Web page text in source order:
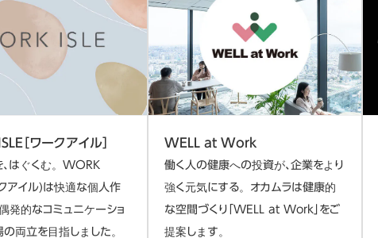
［ワークアイル］
、はぐくむ。WORK
アイル)は快適な個人作
発的なコミュニケーショ
両立を目指しました。
WELL at Work
働く人の健康への投資が、企業をより
強く元気にする。オカムラは健康的
な空間づくり「WELL at Work」をご
提案します。